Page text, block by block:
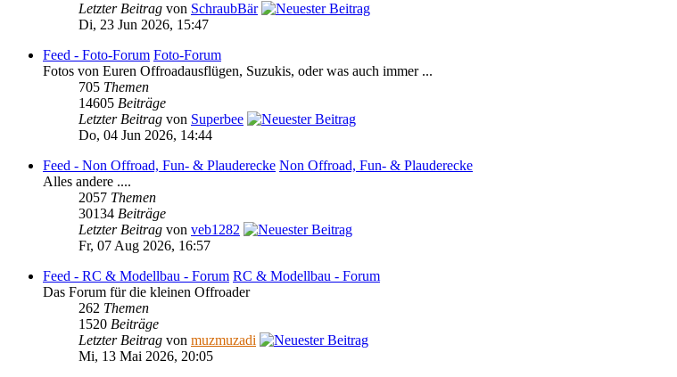
Letzter Beitrag von SchraubBär
Di, 23 Jun 2026, 15:47
Feed - Foto-Forum Foto-Forum
Fotos von Euren Offroadausflügen, Suzukis, oder was auch immer ...
705 Themen
14605 Beiträge
Letzter Beitrag von Superbee
Do, 04 Jun 2026, 14:44
Feed - Non Offroad, Fun- & Plauderecke Non Offroad, Fun- & Plauderecke
Alles andere ....
2057 Themen
30134 Beiträge
Letzter Beitrag von veb1282
Fr, 07 Aug 2026, 16:57
Feed - RC & Modellbau - Forum RC & Modellbau - Forum
Das Forum für die kleinen Offroader
262 Themen
1520 Beiträge
Letzter Beitrag von muzmuzadi
Mi, 13 Mai 2026, 20:05